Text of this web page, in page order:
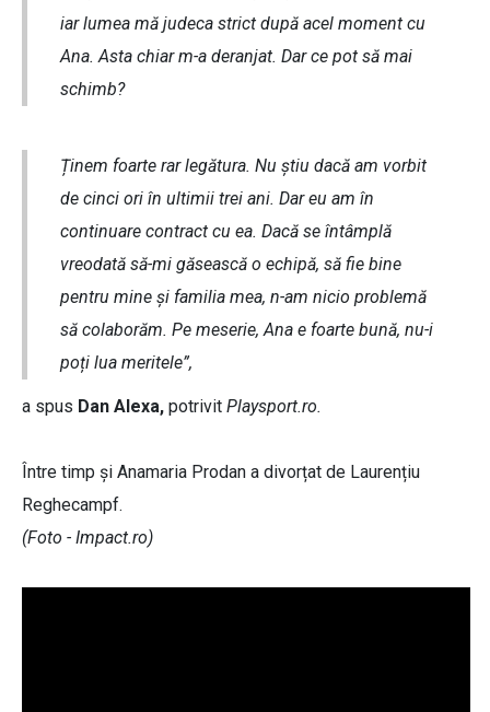
iar lumea mă judeca strict după acel moment cu
Ana. Asta chiar m-a deranjat. Dar ce pot să mai
schimb?
Ținem foarte rar legătura. Nu știu dacă am vorbit
de cinci ori în ultimii trei ani. Dar eu am în
continuare contract cu ea. Dacă se întâmplă
vreodată să-mi găsească o echipă, să fie bine
pentru mine și familia mea, n-am nicio problemă
să colaborăm. Pe meserie, Ana e foarte bună, nu-i
poți lua meritele”,
a spus Dan Alexa, potrivit Playsport.ro.
Între timp și Anamaria Prodan a divorțat de Laurențiu
Reghecampf.
(Foto - Impact.ro)